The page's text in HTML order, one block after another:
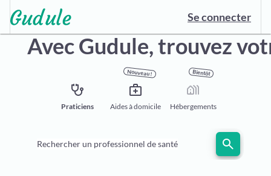
Se connecter
Avec Gudule,trouvez
stethoscope
Praticiens
Nouveau !
medical_services
Aides à domicile
Bientôt
holiday_village
Hébergements
Rechercher un professionnel de santé search